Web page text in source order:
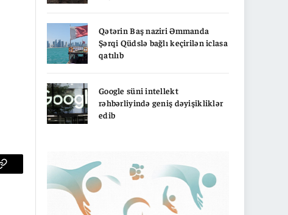
Copy
Qətərin Baş naziri Əmmanda
Şərqi Qüdslə bağlı keçirilən iclasa
qatılıb
Google süni intellekt
rəhbərliyində geniş dəyişikliklər
edib